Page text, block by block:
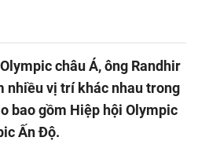
châu Á, ông Randhir
nhiều vị trí khác nhau trong
bao gồm Hiệp hội Olympic
Ấn Độ.